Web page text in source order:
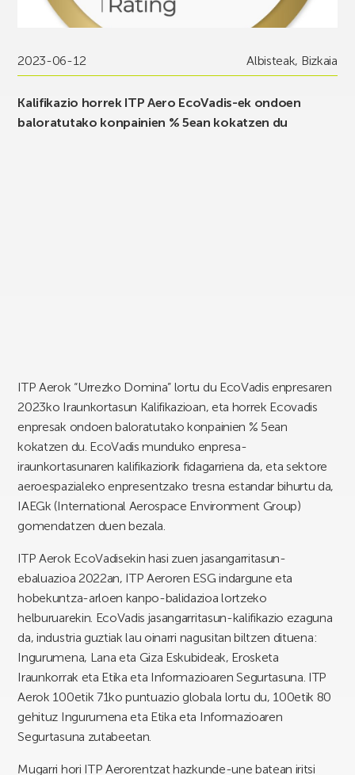
2023-06-12 Albisteak, Bizkaia
Kalifikazio horrek ITP Aero EcoVadis-ek ondoen
baloratutako konpainien % 5ean kokatzen du
ITP Aerok “Urrezko Domina” lortu du EcoVadis enpresaren
2023ko Iraunkortasun Kalifikazioan, eta horrek Ecovadis
enpresak ondoen baloratutako konpainien % 5ean
kokatzen du. EcoVadis munduko enpresa-
iraunkortasunaren kalifikaziorik fidagarriena da, eta sektore
aeroespazialeko enpresentzako tresna estandar bihurtu da,
IAEGk (International Aerospace Environment Group)
gomendatzen duen bezala.
ITP Aerok EcoVadisekin hasi zuen jasangarritasun-
ebaluazioa 2022an, ITP Aeroren ESG indargune eta
hobekuntza-arloen kanpo-balidazioa lortzeko
helburuarekin. EcoVadis jasangarritasun-kalifikazio ezaguna
da, industria guztiak lau oinarri nagusitan biltzen dituena:
Ingurumena, Lana eta Giza Eskubideak, Erosketa
Iraunkorrak eta Etika eta Informazioaren Segurtasuna. ITP
Aerok 100etik 71ko puntuazio globala lortu du, 100etik 80
gehituz Ingurumena eta Etika eta Informazioaren
Segurtasuna zutabeetan.
Mugarri hori ITP Aerorentzat hazkunde-une batean iritsi